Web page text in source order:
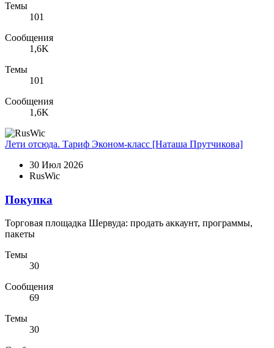
Темы
101
Сообщения
1,6K
Темы
101
Сообщения
1,6K
Лети отсюда. Тариф Эконом-класс [Наташа Прутчикова]
30 Июл 2026
RusWic
Покупка
Торговая площадка Шервуда: продать аккаунт, программы,
пакеты
Темы
30
Сообщения
69
Темы
30